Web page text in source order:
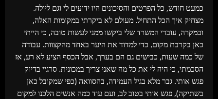
כמעט חודש, כל הפרטים והסיכונים היו ידועים לי וגם ליולה.
מצחיק איך הכל התחיל. מעולם לא ביקרתי במקומות האלה,
ובמקרה, עובדי המשרד שלי ביקשו ממני לעשות טובה, כי הייתי
כאן בקרבת מקום, כדי למדוד את היער באחד מהקצוות. עבודה
של כמה שעות, כבישים גם הם בערך, אבל הכסף הציע לא רע, אז
הסכמתי, כי היה לי את כל מה שאני צריך במכונית. סרגיי בדיוק
פגש אותי. גבר מלא בגיל העמידה, בהסוואה (כפי שמקובל כאן
בשתיקה), פגש אותי בטוב לב, ועם עוד כמה אנשים הלכנו למקום